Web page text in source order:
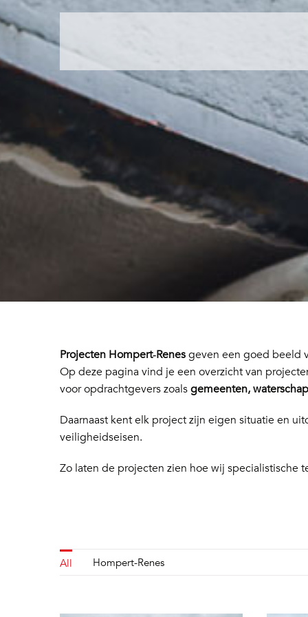
Projecten Hompert‑Renesgeven een goed beeld
Op deze pagina vind je een overzicht van
voor opdrachtgevers zoalsgemeenten,
Daarnaast kent elk project zijn eigen situatie en
veiligheidseisen.
Zo laten de projecten zien hoe wij specialistische
All Hompert-Renes